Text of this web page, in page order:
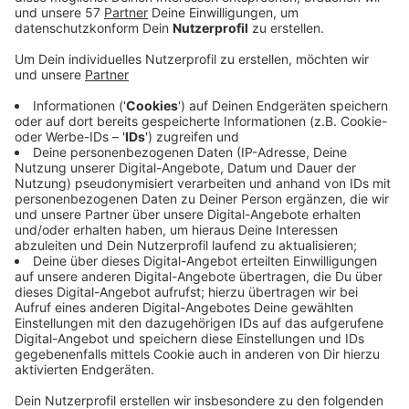
Auch im Alsdorfer Rathaus steht dieses Jahr wieder
ein Weihnachts-Wunschbaum.
Daran hängen gelbe Sterne mit Wünschen von Kindern,
können.
Geschmückt haben den Weihnachts-Wunschbaum
Kinder des Familienzentrums Annapark zusammen
Alsdorfs Bürgermeister Alfred Sonders. Die Sterne hat
die Schülervertretung des Dalton-Gymnasiums
gebastelt.
Wer mag, kann sich einen der Sterne vom
Rathausbaum nehmen und einen Wunsch erfüllen. Das
Geschenk soll dann bis spätestens 15. Dezember
schön verpackt und mit dem Stern versehen an der
Information des Rathauses Alsdorf abgegeben
werden. Von dort werden die Päckchen rechtzeitig vor
Weihnachten zu den Familien gebracht, damit die